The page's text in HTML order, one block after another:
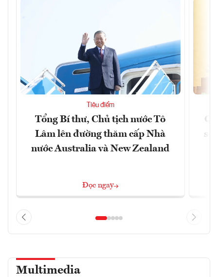
Tiêu điểm
Tổng Bí thư, Chủ tịch nước Tô
Lâm lên đường thăm cấp Nhà
nước Australia và New Zealand
Đọc ngay
Multimedia